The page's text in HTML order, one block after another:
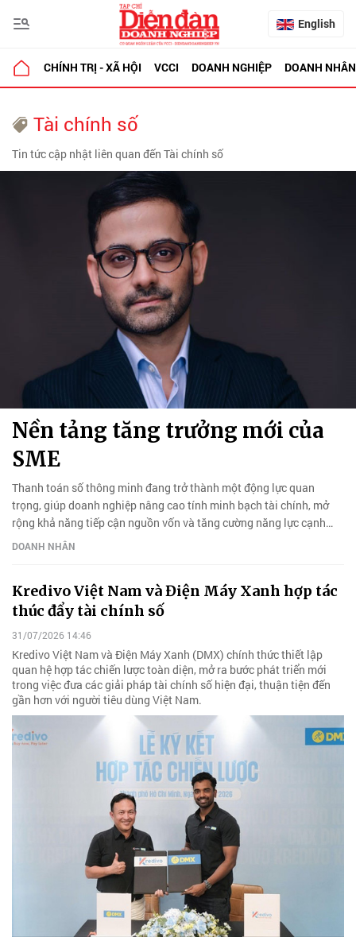
English
CHÍNH TRỊ - XÃ HỘI VCCI DOANH NGHIỆP DOANH NHÂN
Tài chính số
Tin tức cập nhật liên quan đến Tài chính số
Nền tảng tăng trưởng mới của
SME
Thanh toán số thông minh đang trở thành một động lực quan
trọng, giúp doanh nghiệp nâng cao tính minh bạch tài chính, mở
rộng khả năng tiếp cận nguồn vốn và tăng cường năng lực cạnh
tranh trong nền kinh tế số.
DOANH NHÂN
Kredivo Việt Nam và Điện Máy Xanh hợp tác
thúc đẩy tài chính số
31/07/2026 14:46
Kredivo Việt Nam và Điện Máy Xanh (DMX) chính thức thiết lập
quan hệ hợp tác chiến lược toàn diện, mở ra bước phát triển mới
trong việc đưa các giải pháp tài chính số hiện đại, thuận tiện đến
gần hơn với người tiêu dùng Việt Nam.